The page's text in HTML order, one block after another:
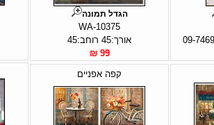
הגדל תמונה
WA-10375
אורך:45 רוחב:45
99 ₪
קפה אפניים